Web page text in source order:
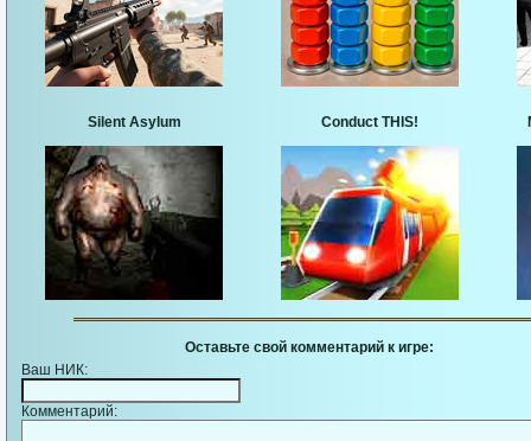
Silent Asylum Conduct THIS!
Оставьте свой комментарий к игре:
Ваш НИК:
Комментарий: